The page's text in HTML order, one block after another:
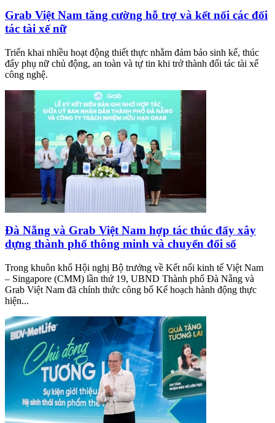
Grab Việt Nam tăng cường hỗ trợ và kết nối các đối
tác tài xế nữ
Triển khai nhiều hoạt động thiết thực nhằm đảm bảo sinh kế, thúc
đẩy phụ nữ chủ động, an toàn và tự tin khi trở thành đối tác tài xế
công nghệ.
Đà Nẵng và Grab Việt Nam hợp tác thúc đẩy xây
dựng thành phố thông minh và chuyển đổi số
Trong khuôn khổ Hội nghị Bộ trưởng về Kết nối kinh tế Việt Nam
– Singapore (CMM) lần thứ 19, UBND Thành phố Đà Nẵng và
Grab Việt Nam đã chính thức công bố Kế hoạch hành động thực
hiện...